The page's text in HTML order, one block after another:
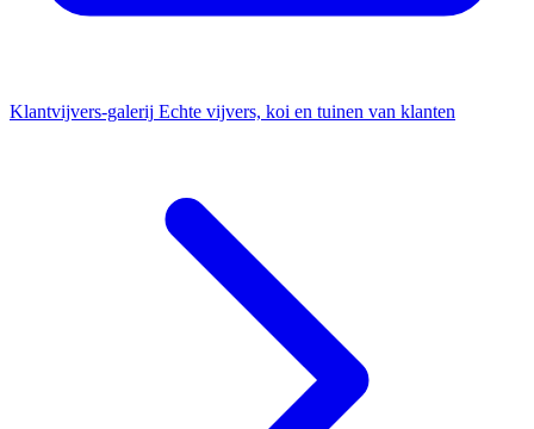
Klantvijvers-galerij Echte vijvers, koi en tuinen van klanten